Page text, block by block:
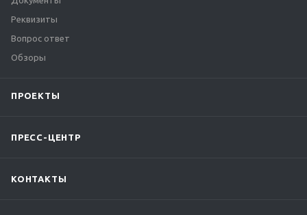
Реквизиты
Вопрос ответ
Обзоры
ПРОЕКТЫ
ПРЕСС-ЦЕНТР
КОНТАКТЫ